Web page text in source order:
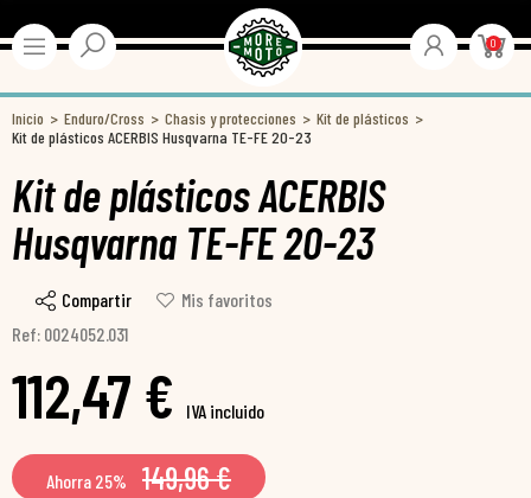
0
Inicio Enduro/Cross Chasis y protecciones
Kit de plásticos
Kit de plásticos ACERBIS Husqvarna TE-FE 20-23
Kit de plásticos ACERBIS
Husqvarna TE-FE 20-23
Compartir
Mis favoritos
Ref: 0024052.031
112,47 € IVA incluido
Ahorra 25% 149,96 €